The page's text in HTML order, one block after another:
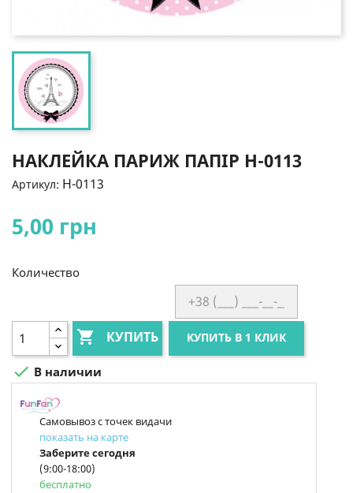
НАКЛЕЙКА ПАРИЖ ПАПІР Н-0113
Артикул: Н-0113
5,00 грн
Количество
 КУПИТЬ КУПИТЬ В 1 КЛИК
 В наличии
Самовывоз с точек видачи
показать на карте
Заберите сегодня
(9:00-18:00)
бесплатно